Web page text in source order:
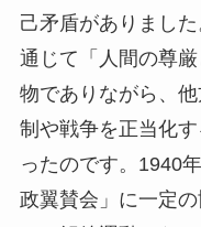
己矛盾がありまし
通じて「人間の尊
物でありながら、
制や戦争を正当化
ったのです。1940
政翼賛会」に一定